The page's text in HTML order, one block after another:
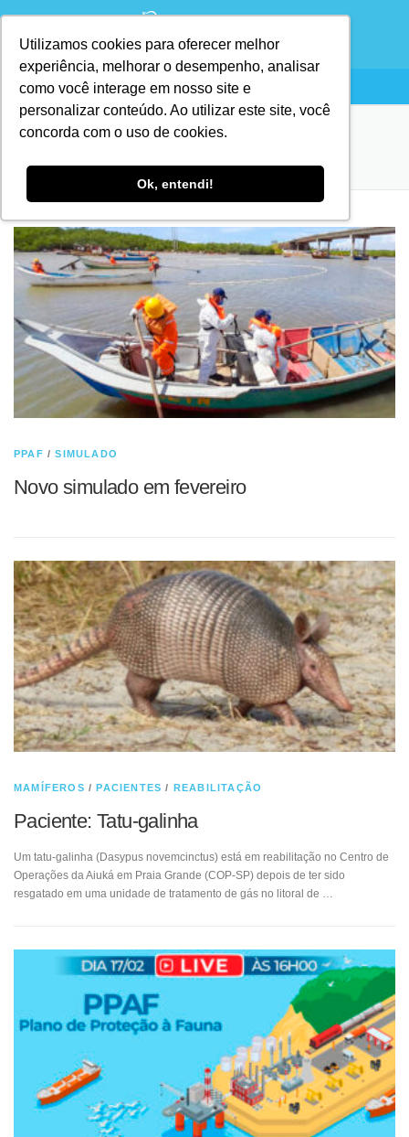
Utilizamos cookies para oferecer melhor
experiência, melhorar o desempenho, analisar
como você interage em nosso site e
personalizar conteúdo. Ao utilizar este site, você
concorda com o uso de cookies.
Ok, entendi!
PPAF /SIMULADO
Novo simulado em fevereiro
MAMÍFEROS /PACIENTES / REABILITAÇÃO
Paciente: Tatu-galinha
Um tatu-galinha (Dasypus novemcinctus) está em reabilitação no Centro de
Operações da Aiuká em Praia Grande (COP-SP) depois de ter sido
resgatado em uma unidade de tratamento de gás no litoral de …